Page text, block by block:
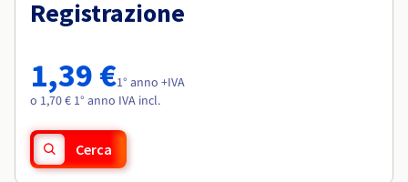
Tariffe
Roadmap & Changelog
Osservabilità
Roadmap & Changelog
Roadmap & Changelog
Roadmap & Changelog
Roadmap & Changelog
Registrazione
1,39 €1° anno +IVA
o 1,70 € 1° anno IVA incl.
Cerca